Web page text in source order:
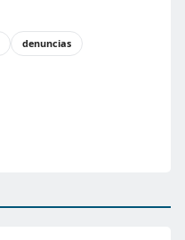
denuncias